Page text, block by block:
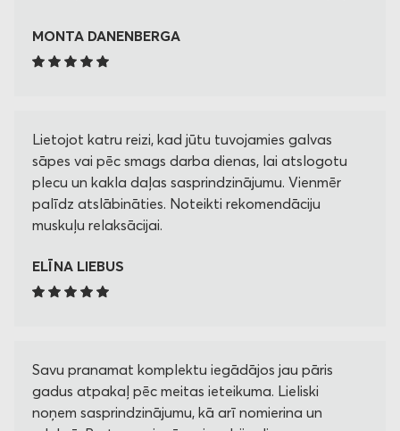
MONTA DANENBERGA
Lietojot katru reizi, kad jūtu tuvojamies galvas
sāpes vai pēc smags darba dienas, lai atslogotu
plecu un kakla daļas sasprindzinājumu. Vienmēr
palīdz atslābināties. Noteikti rekomendāciju
muskuļu relaksācijai.
ELĪNA LIEBUS
Savu pranamat komplektu iegādājos jau pāris
gadus atpakaļ pēc meitas ieteikuma. Lieliski
noņem sasprindzinājumu, kā arī nomierina un